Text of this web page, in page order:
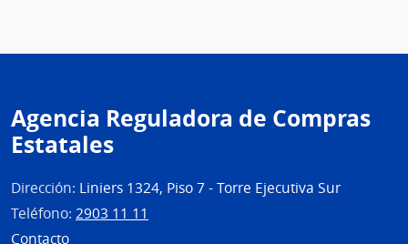
Agencia Reguladora de Compras
Estatales
Dirección: Liniers 1324, Piso 7 - Torre Ejecutiva Sur
Teléfono: 2903 11 11
Contacto